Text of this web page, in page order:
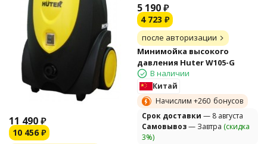
11 490₽
10 456 ₽
5 190₽
4 723 ₽
после авторизации
Минимойка высокого
давления Huter W105-G
В наличии
Китай
Начислим +260 бонусов
Cрок доставки — 8 августа
Самовывоз— Завтра (скидка
3%)